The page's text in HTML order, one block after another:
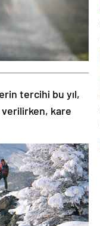
tercihi bu yıl,
kare